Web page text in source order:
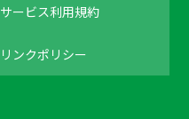
サービス利用規約
リンクポリシー